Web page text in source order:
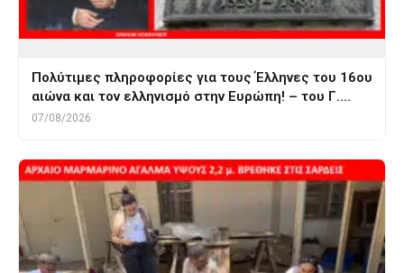
Πολύτιμες πληροφορίες για τους Έλληνες του 16ου
αιώνα και τον ελληνισμό στην Ευρώπη! – του Γ.…
07/08/2026